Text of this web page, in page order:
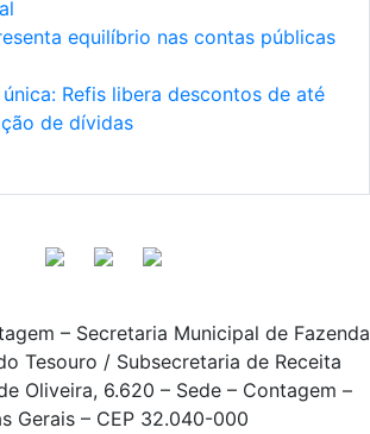
equilíbrio nas contas públicas
Refis libera descontos de até
de dívidas
– Secretaria Municipal de Fazenda
Tesouro / Subsecretaria de Receita
Oliveira, 6.620 – Sede – Contagem –
Gerais – CEP 32.040-000